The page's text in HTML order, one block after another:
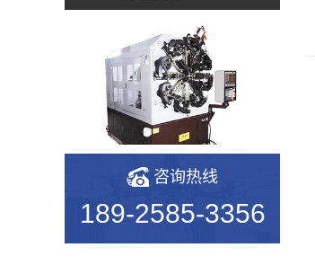
GJ-50TR 凸轮转线机
咨询热线
189-2585-3356